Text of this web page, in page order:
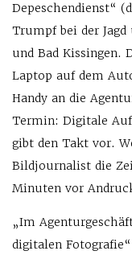
Depeschendienst“
Trumpf bei der
und Bad Kissingen.
Laptop auf dem
Handy an die
Termin: Digitale
gibt den Takt vor.
Bildjournalist die
Minuten vor
„Im
digitalen